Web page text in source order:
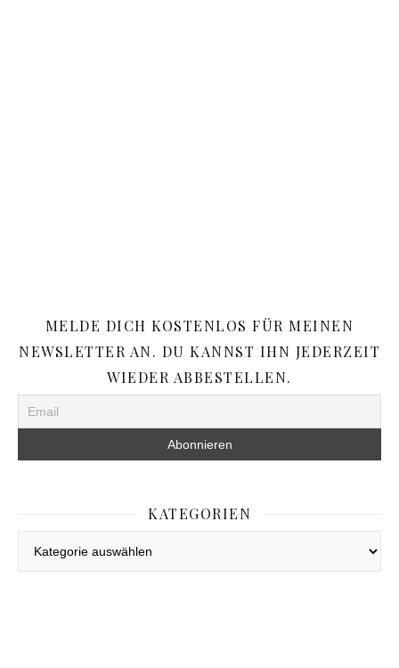
MELDE DICH KOSTENLOS FÜR MEINEN
NEWSLETTER AN. DU KANNST IHN JEDERZEIT
WIEDER ABBESTELLEN.
KATEGORIEN